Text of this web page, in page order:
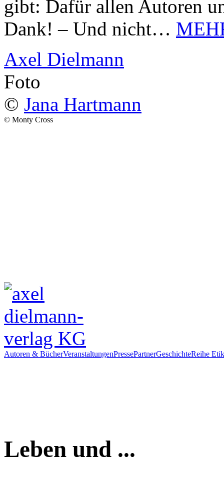
gibt: Dafür allen Autoren
Dank! – Und nicht…
Axel Dielmann
Foto
© Jana Hartmann
© Monty Cross
Autoren & BücherVeranstaltungenPressePartnerGeschichteReihe
Leben und ...